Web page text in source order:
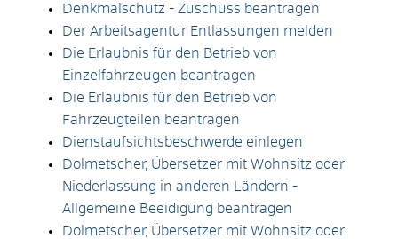
Denkmalschutz - Zuschuss beantragen
Der Arbeitsagentur Entlassungen melden
Die Erlaubnis für den Betrieb von
Einzelfahrzeugen beantragen
Die Erlaubnis für den Betrieb von
Fahrzeugteilen beantragen
Dienstaufsichtsbeschwerde einlegen
Dolmetscher, Übersetzer mit Wohnsitz oder
Niederlassung in anderen Ländern -
Allgemeine Beeidigung beantragen
Dolmetscher, Übersetzer mit Wohnsitz oder